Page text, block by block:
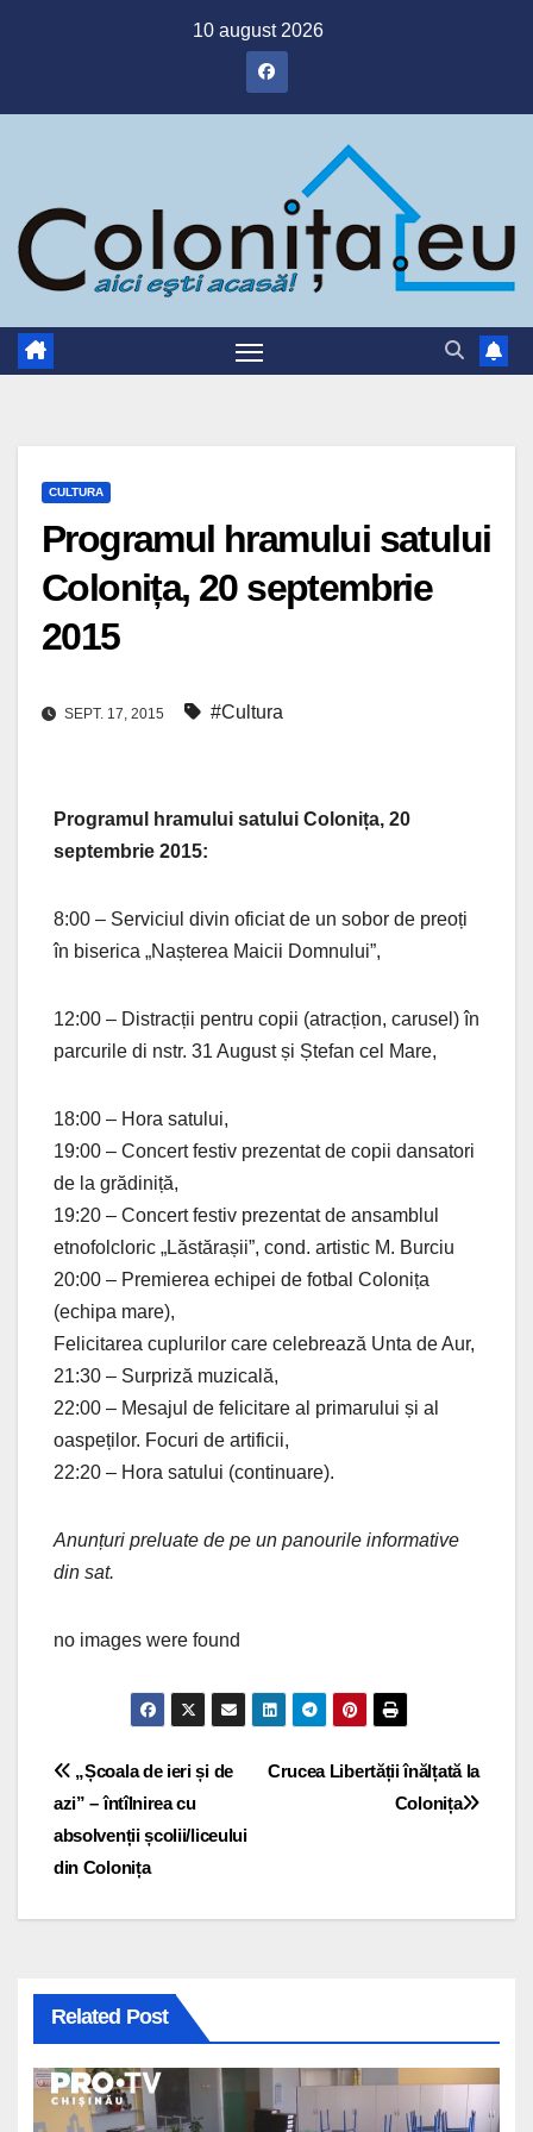
10 august 2026
CULTURA
Programul hramului satului
Colonița, 20 septembrie
2015
SEPT. 17, 2015 #Cultura
Programul hramului satului Colonița, 20
septembrie 2015:
8:00 – Serviciul divin oficiat de un sobor de preoți
în biserica „Nașterea Maicii Domnului”,
12:00 – Distracții pentru copii (atracțion, carusel) în
parcurile di nstr. 31 August și Ștefan cel Mare,
18:00 – Hora satului,
19:00 – Concert festiv prezentat de copii dansatori
de la grădiniță,
19:20 – Concert festiv prezentat de ansamblul
etnofolcloric „Lăstărașii”, cond. artistic M. Burciu
20:00 – Premierea echipei de fotbal Colonița
(echipa mare),
Felicitarea cuplurilor care celebrează Unta de Aur,
21:30 – Surpriză muzicală,
22:00 – Mesajul de felicitare al primarului și al
oaspeților. Focuri de artificii,
22:20 – Hora satului (continuare).
Anunțuri preluate de pe un panourile informative
din sat.
no images were found
Navigare
în
articole
Crucea Libertății înălțată la
Colonița
„Școala de ieri și de
azi” – întîlnirea cu
absolvenții școlii/liceului
din Colonița
Related Post